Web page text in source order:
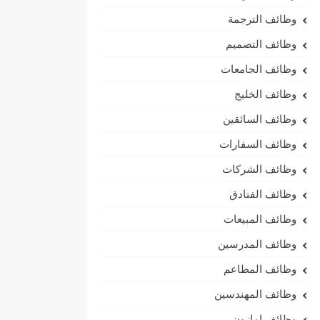
وظائف الترجمة
وظائف التصميم
وظائف الجامعات
وظائف الخليج
وظائف السائقين
وظائف السفارات
وظائف الشركات
وظائف الفنادق
وظائف المبيعات
وظائف المدرسين
وظائف المطاعم
وظائف المهندسين